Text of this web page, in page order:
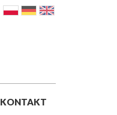
KONTAKT